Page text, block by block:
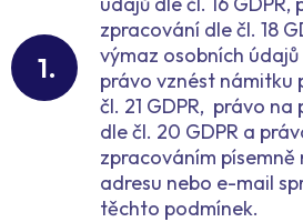
zpracování dle čl. 18
výmaz osobních údajů
právo vznést námitku
čl. 21 GDPR, právo
dle čl. 20 GDPR a
zpracováním
adresu nebo e-mail
těchto podmínek.